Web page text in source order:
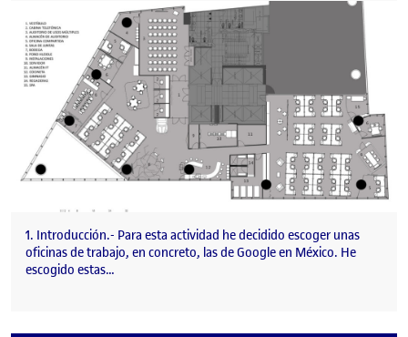
1. Introducción.- Para esta actividad he decidido escoger unas
oficinas de trabajo, en concreto, las de Google en México. He
escogido estas…